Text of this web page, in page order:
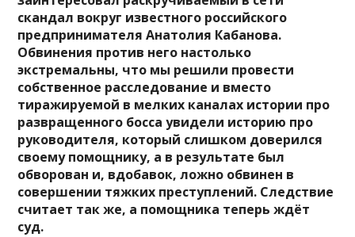
скандал вокруг известного российского
предпринимателя Анатолия Кабанова.
Обвинения против него настолько
экстремальны, что мы решили провести
собственное расследование и вместо
тиражируемой в мелких каналах истории про
развращенного босса увидели историю про
руководителя, который слишком доверился
своему помощнику, а в результате был
обворован и, вдобавок, ложно обвинен в
совершении тяжких преступлений. Следствие
считает так же, а помощника теперь ждёт
суд.